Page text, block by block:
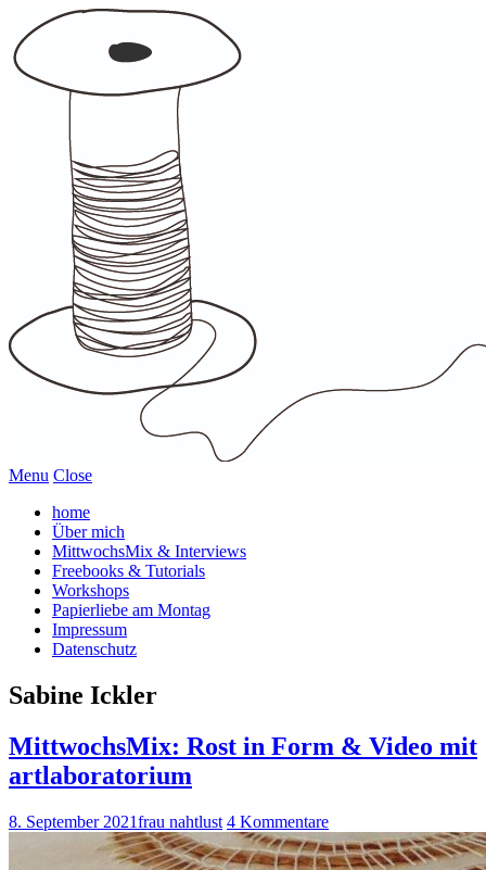
Menu Close
home
Über mich
MittwochsMix & Interviews
Freebooks & Tutorials
Workshops
Papierliebe am Montag
Impressum
Datenschutz
Sabine Ickler
MittwochsMix: Rost in Form & Video mit
artlaboratorium
8. September 2021frau nahtlust 4 Kommentare